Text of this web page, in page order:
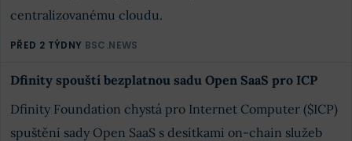
centralizovanému cloudu.
PŘED 2 TÝDNY BSC.NEWS
Dfinity spouští bezplatnou sadu Open SaaS pro ICP
Dfinity Foundation chystá pro Internet Computer ($ICP)
spuštění sady Open SaaS s desítkami on-chain služeb